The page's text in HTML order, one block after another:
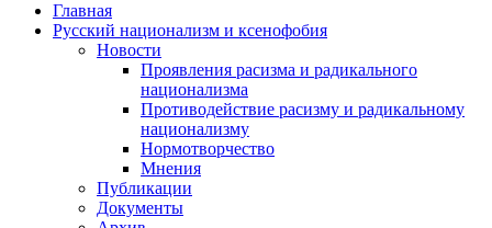
Главная
Русский национализм и ксенофобия
Новости
Проявления расизма и радикального
национализма
Противодействие расизму и радикальному
национализму
Нормотворчество
Мнения
Публикации
Документы